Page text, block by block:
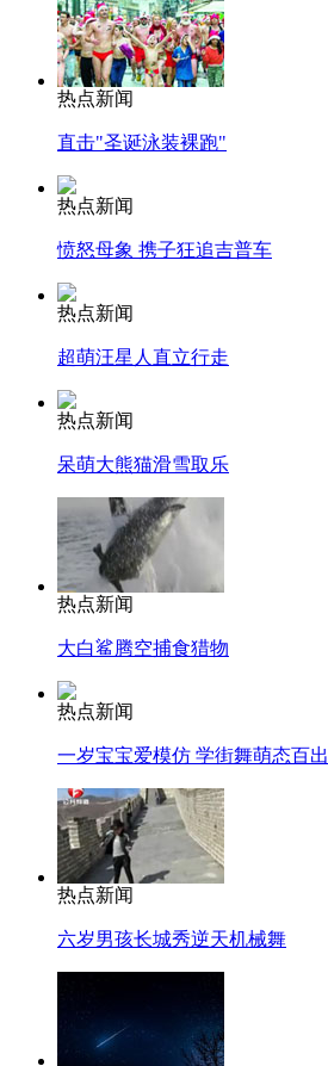
热点新闻
直击"圣诞泳装裸跑"
热点新闻
愤怒母象 携子狂追吉普车
热点新闻
超萌汪星人直立行走
热点新闻
呆萌大熊猫滑雪取乐
热点新闻
大白鲨腾空捕食猎物
热点新闻
一岁宝宝爱模仿 学街舞萌态百出
热点新闻
六岁男孩长城秀逆天机械舞